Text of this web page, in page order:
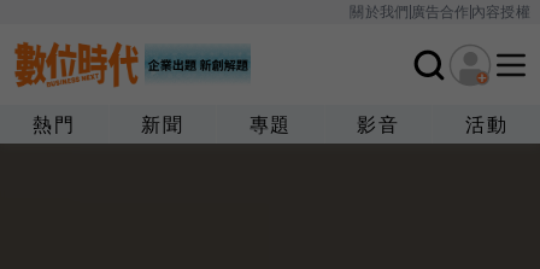
關於我們廣告合作內容授權
熱門 新聞 專題 影音 活動